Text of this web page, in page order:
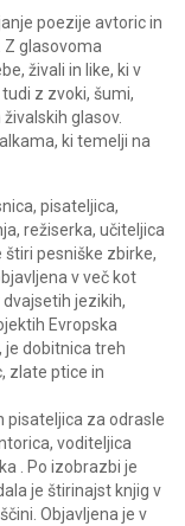
poezije avtoric in
Z glasovoma
živali in like, ki v
z zvoki, šumi,
glasov.
ki temelji na
pisateljica,
režiserka, učiteljica
pesniške zbirke,
v več kot
jezikih,
Evropska
je dobitnica treh
zlate ptice in
pisateljica za odrasle
voditeljica
. Po izobrazbi je
je štirinajst knjig v
Objavljena je v